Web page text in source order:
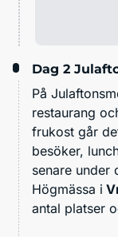
Dag 2
På
restaurang
frukost går
besöker,
senare under
Högmässa i
antal platser